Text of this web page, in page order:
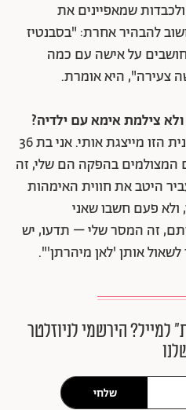
שמאפיינים את
להבהיר אחרת: "בסבנטיז
על אישה עם כמה
צעירה", היא אומרת.
צילמת אימא עם ילדיה?
"אני לא דוגמנית, אבל הדוגמנית הזו מייצגת אותי. אני בת 36
המצולמים בהפקה הם שלי, זה
היטב את חווית האימהות
ולא פעם חשבו שאני
זה המסר שלי – תדעו, יש
אותן 'לאן מיהרתן'".
למייל? הירשמי לניוזלטר
שלחי